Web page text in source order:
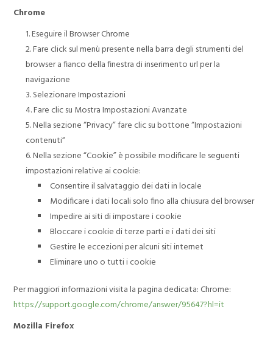
Chrome
Eseguire il Browser Chrome
Fare click sul menù presente nella barra degli strumenti del
browser a fianco della finestra di inserimento url per la
navigazione
Selezionare Impostazioni
Fare clic su Mostra Impostazioni Avanzate
Nella sezione “Privacy” fare clic su bottone “Impostazioni
contenuti“
Nella sezione “Cookie” è possibile modificare le seguenti
impostazioni relative ai cookie:
Consentire il salvataggio dei dati in locale
Modificare i dati locali solo fino alla chiusura del browser
Impedire ai siti di impostare i cookie
Bloccare i cookie di terze parti e i dati dei siti
Gestire le eccezioni per alcuni siti internet
Eliminare uno o tutti i cookie
Per maggiori informazioni visita la pagina dedicata: Chrome:
https://support.google.com/chrome/answer/95647?hl=it
Mozilla Firefox